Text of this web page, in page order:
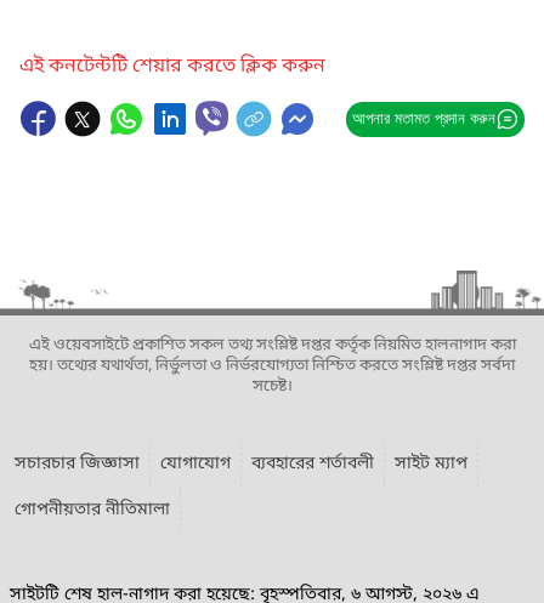
এই কনটেন্টটি শেয়ার করতে ক্লিক করুন
আপনার মতামত প্রদান করুন
এই ওয়েবসাইটে প্রকাশিত সকল তথ্য সংশ্লিষ্ট দপ্তর কর্তৃক নিয়মিত হালনাগাদ করা
হয়। তথ্যের যথার্থতা, নির্ভুলতা ও নির্ভরযোগ্যতা নিশ্চিত করতে সংশ্লিষ্ট দপ্তর সর্বদা
সচেষ্ট।
সচারচার জিজ্ঞাসা যোগাযোগ ব্যবহারের শর্তাবলী
সাইট ম্যাপ
গোপনীয়তার নীতিমালা
সাইটটি শেষ হাল-নাগাদ করা হয়েছে: বৃহস্পতিবার, ৬ আগস্ট, ২০২৬ এ